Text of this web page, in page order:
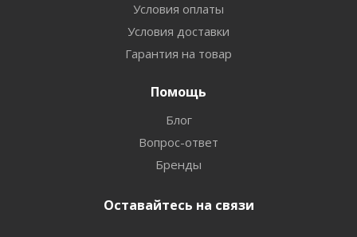
Условия оплаты
Условия доставки
Гарантия на товар
Помощь
Блог
Вопрос-ответ
Бренды
Оставайтесь на связи